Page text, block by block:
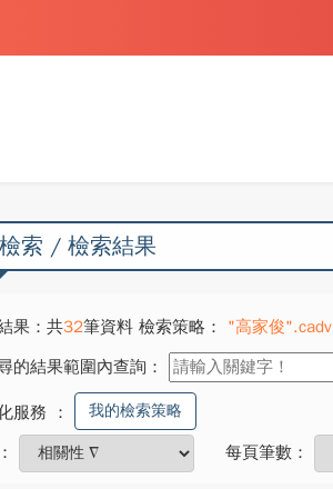
索 / 檢索結果
果：共32筆資料 檢索策略：
"高家俊
的結果範圍內查詢：
服務 ： 我的檢索策略
每頁筆數：